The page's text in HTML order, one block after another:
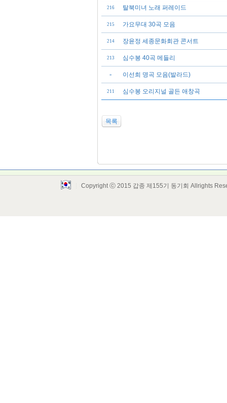
216 탈북미녀 노래 퍼레이드
215 가요무대 30곡 모음
214 장윤정 세종문화회관 콘서트
213 심수봉 40곡 메들리
» 이선희 명곡 모음(발라드)
211 심수봉 오리지널 골든 애창곡
목록
Copyright ⓒ 2015 갑종 제155기 동기회 Allrights